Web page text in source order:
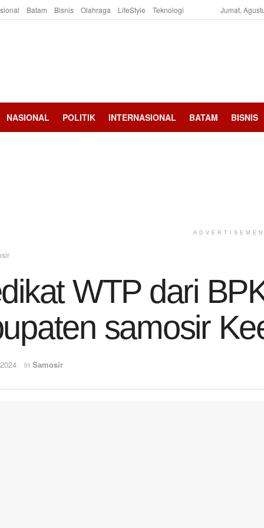
Batam Bisnis Olahraga LifeStyle Teknologi Jumat,
NASIONAL POLITIK INTERNASIONAL BATAM BISNIS
WTP dari
samosir
in Samosir